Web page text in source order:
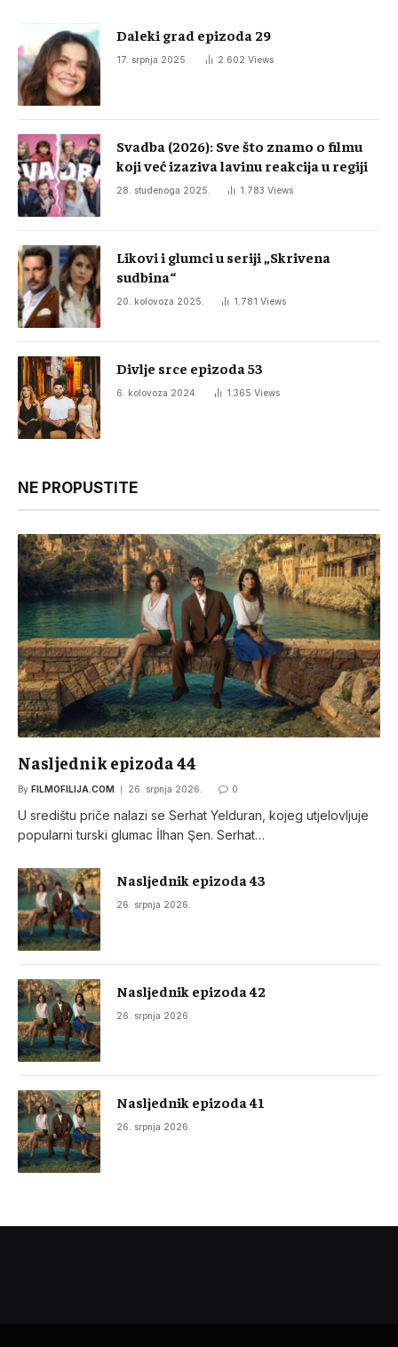
Daleki grad epizoda 29
17. srpnja 2025. 2.602 Views
Svadba (2026): Sve što znamo o filmu
koji već izaziva lavinu reakcija u regiji
28. studenoga 2025. 1.783 Views
Likovi i glumci u seriji „Skrivena
sudbina“
20. kolovoza 2025. 1.781 Views
Divlje srce epizoda 53
6. kolovoza 2024. 1.365 Views
NE PROPUSTITE
Nasljednik epizoda 44
By FILMOFILIJA.COM 26. srpnja 2026. 0
U središtu priče nalazi se Serhat Yelduran, kojeg utjelovljuje
popularni turski glumac İlhan Şen. Serhat…
Nasljednik epizoda 43
26. srpnja 2026.
Nasljednik epizoda 42
26. srpnja 2026.
Nasljednik epizoda 41
26. srpnja 2026.